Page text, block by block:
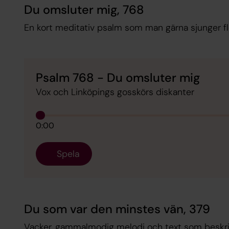
Du omsluter mig, 768
En kort meditativ psalm som man gärna sjunger
Psalm 768 - Du omsluter mig
Vox och Linköpings gosskörs diskanter
0:00
Spela
Du som var den minstes vän, 379